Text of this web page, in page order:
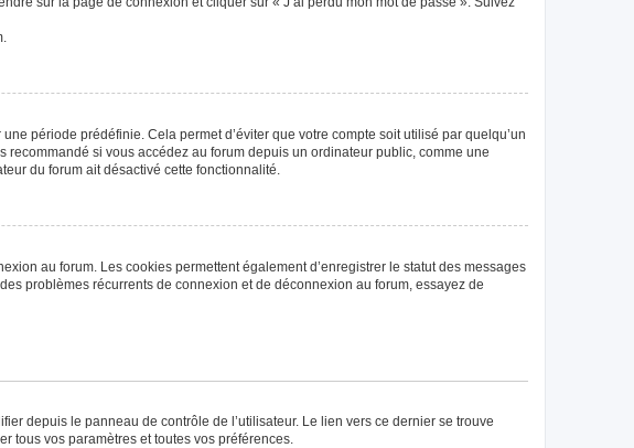
période prédéfinie. Cela permet d’éviter que votre compte soit utilisé par quelqu’un
recommandé si vous accédez au forum depuis un ordinateur public, comme une
du forum ait désactivé cette fonctionnalité.
au forum. Les cookies permettent également d’enregistrer le statut des messages
problèmes récurrents de connexion et de déconnexion au forum, essayez de
depuis le panneau de contrôle de l’utilisateur. Le lien vers ce dernier se trouve
tous vos paramètres et toutes vos préférences.